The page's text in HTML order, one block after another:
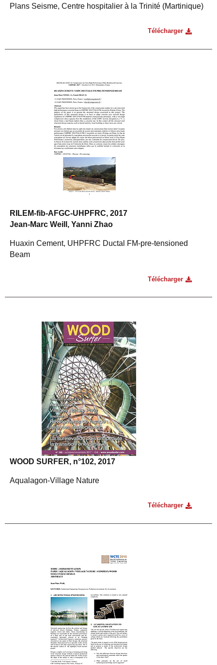
Plans Seisme, Centre hospitalier à la Trinité (Martinique)
Télécharger
RILEM-fib-AFGC-UHPFRC, 2017
Jean-Marc Weill, Yanni Zhao
Huaxin Cement, UHPFRC Ductal FM-pre-tensioned
Beam
Télécharger
WOOD SURFER, n°102, 2017
Aqualagon-Village Nature
Télécharger